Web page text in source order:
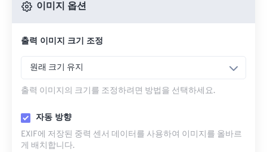
이미지 옵션
출력 이미지 크기 조정
원래 크기 유지
출력 이미지의 크기를 조정하려면 방법을 선택하세요.
자동 방향
EXIF에 저장된 중력 센서 데이터를 사용하여 이미지를 올바르
게 배치합니다.